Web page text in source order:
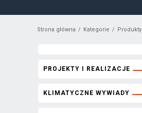
Strona główna Kategorie Produkty
PROJEKTY I REALIZACJE
KLIMATYCZNE WYWIADY